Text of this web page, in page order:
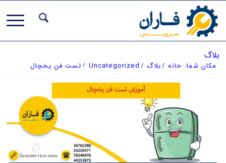
بلاگ
مکان شما: خانه /بلاگ /
Uncategorized
/ تست فن یخچال